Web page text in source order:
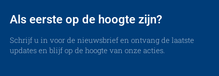
Als eerste op de hoogte zijn?
Schrijf u in voor de nieuwsbrief en ontvang de laatste
updates en blijf op de hoogte van onze acties.